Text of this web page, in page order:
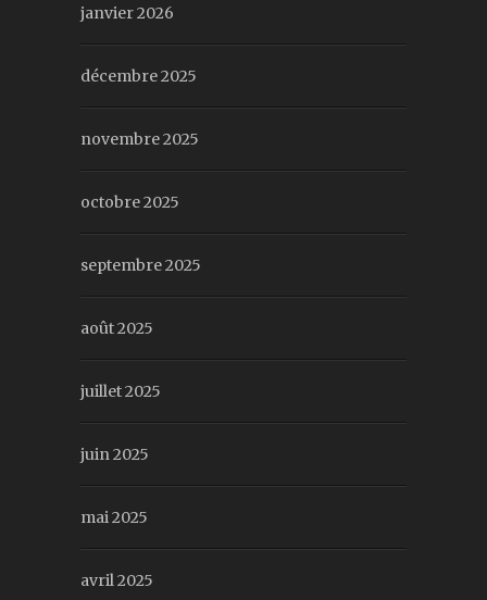
janvier 2026
décembre 2025
novembre 2025
octobre 2025
septembre 2025
août 2025
juillet 2025
juin 2025
mai 2025
avril 2025